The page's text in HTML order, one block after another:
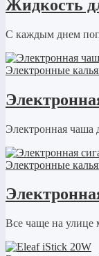
Жидкость
С каждым днем
Электронные
Электронная чаша
Электронные
Все чаще на улице